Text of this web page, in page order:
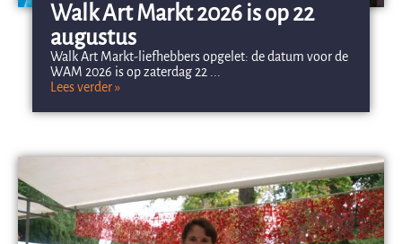
Walk Art Markt 2026 is op 22
augustus
Walk Art Markt-liefhebbers opgelet: de datum voor de
WAM 2026 is op zaterdag 22 ...
Lees verder »